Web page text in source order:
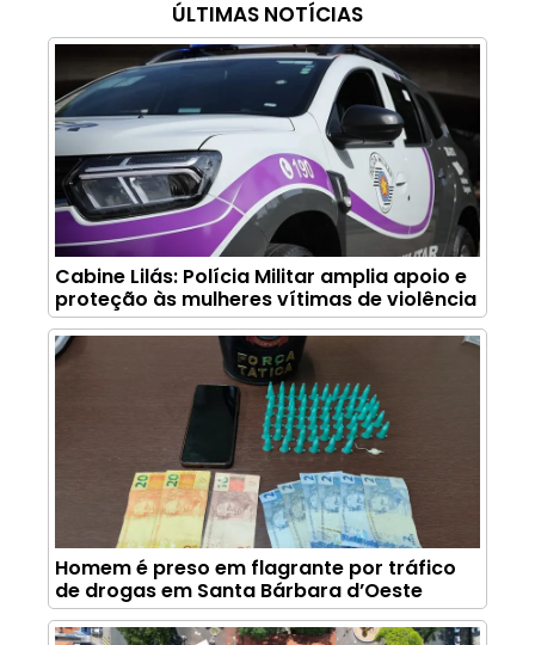
ÚLTIMAS NOTÍCIAS
Cabine Lilás: Polícia Militar amplia apoio e
proteção às mulheres vítimas de violência
Homem é preso em flagrante por tráfico
de drogas em Santa Bárbara d’Oeste